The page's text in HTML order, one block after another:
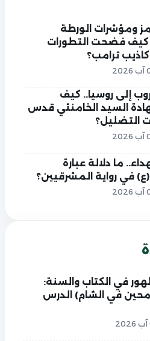
ومؤشرات الورطة
كيف فضحت التطورات
ترامب؟
إلى روسيا.. كيف
السيد الخامنئي قدس
التضليل؟
ما دلالة عبارة
في رواية المشرقيين؟
في الكتاب والسنة:
في الشام) الدرس